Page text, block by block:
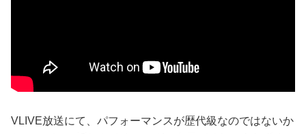
VLIVE放送にて、パフォーマンスが歴代級なのではないか